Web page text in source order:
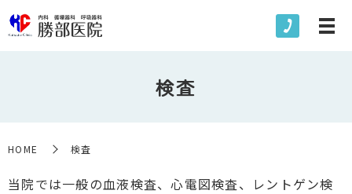
検査
HOME 検査
当院では一般の血液検査、心電図検査、レントゲン検